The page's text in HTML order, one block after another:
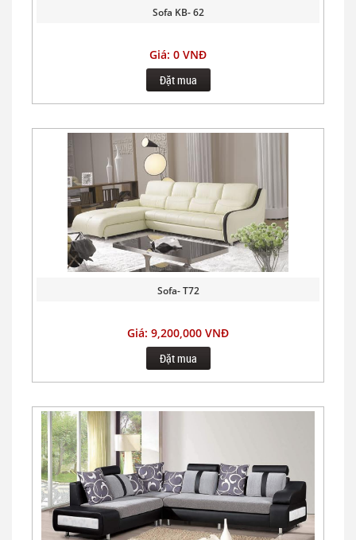
Sofa KB- 62
Giá: 0 VNĐ
Đặt mua
Sofa- T72
Giá: 9,200,000 VNĐ
Đặt mua